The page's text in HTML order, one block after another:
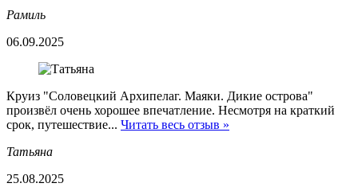
Рамиль
06.09.2025
Круиз "Соловецкий Архипелаг. Маяки. Дикие острова"
произвёл очень хорошее впечатление. Несмотря на краткий
срок, путешествие... Читать весь отзыв »
Татьяна
25.08.2025